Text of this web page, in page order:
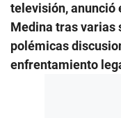
televisión, anunció
Medina tras varias
polémicas
enfrentamiento